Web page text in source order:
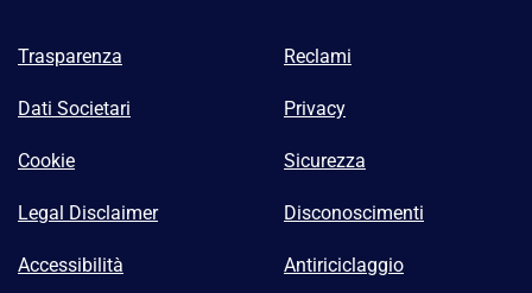
Trasparenza Reclami
Dati Societari Privacy
Cookie Sicurezza
Legal Disclaimer Disconoscimenti
Accessibilità Antiriciclaggio